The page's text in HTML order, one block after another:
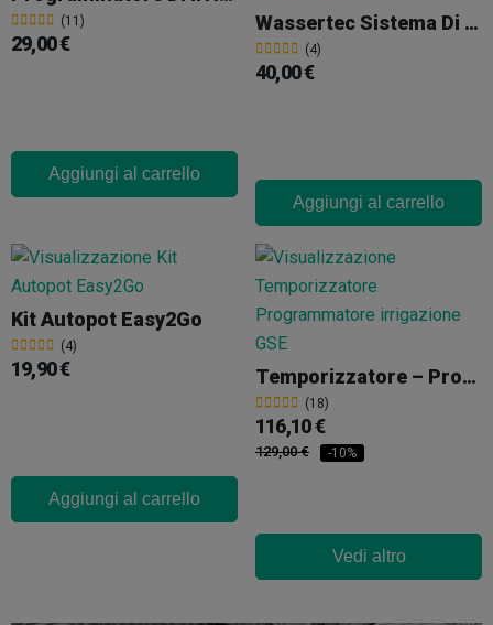
(11)
29,00 €
Aggiungi al carrello
Wassertec Sistema Di Irrigazione A Pile
(4)
40,00 €
Aggiungi al carrello
Kit Autopot Easy2Go
(4)
19,90 €
Aggiungi al carrello
Temporizzatore – Programmatore Di Irrigazione GSE
(18)
116,10 €
129,00 € -10%
Vedi altro